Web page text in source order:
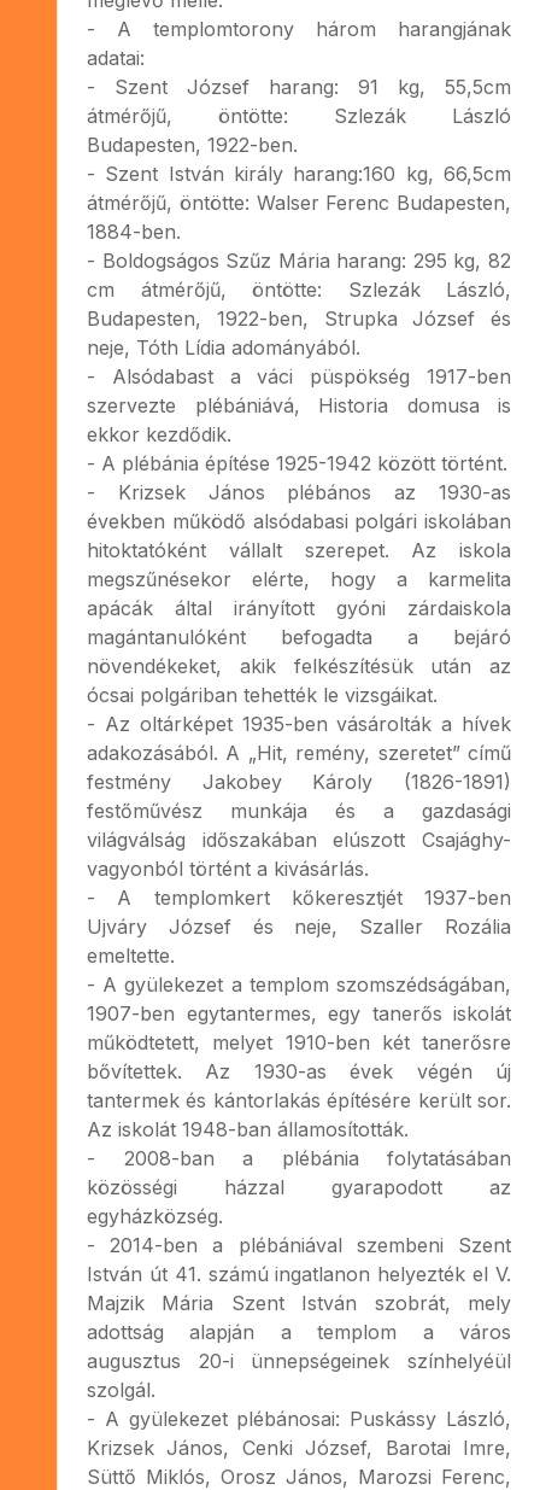
- A templomtorony három harangjának
adatai:
- Szent József harang: 91 kg, 55,5cm
átmérőjű, öntötte: Szlezák László
Budapesten, 1922-ben.
- Szent István király harang:160 kg, 66,5cm
átmérőjű, öntötte: Walser Ferenc Budapesten,
1884-ben.
- Boldogságos Szűz Mária harang: 295 kg, 82
cm átmérőjű, öntötte: Szlezák László,
Budapesten, 1922-ben, Strupka József és
neje, Tóth Lídia adományából.
- Alsódabast a váci püspökség 1917-ben
szervezte plébániává, Historia domusa is
ekkor kezdődik.
- A plébánia építése 1925-1942 között történt.
- Krizsek János plébános az 1930-as
években működő alsódabasi polgári iskolában
hitoktatóként vállalt szerepet. Az iskola
megszűnésekor elérte, hogy a karmelita
apácák által irányított gyóni zárdaiskola
magántanulóként befogadta a bejáró
növendékeket, akik felkészítésük után az
ócsai polgáriban tehették le vizsgáikat.
- Az oltárképet 1935-ben vásárolták a hívek
adakozásából. A „Hit, remény, szeretet” című
festmény Jakobey Károly (1826-1891)
festőművész munkája és a gazdasági
világválság időszakában elúszott Csajághy-
vagyonból történt a kivásárlás.
- A templomkert kőkeresztjét 1937-ben
Ujváry József és neje, Szaller Rozália
emeltette.
- A gyülekezet a templom szomszédságában,
1907-ben egytantermes, egy tanerős iskolát
működtetett, melyet 1910-ben két tanerősre
bővítettek. Az 1930-as évek végén új
tantermek és kántorlakás építésére került sor.
Az iskolát 1948-ban államosították.
- 2008-ban a plébánia folytatásában
közösségi házzal gyarapodott az
egyházközség.
- 2014-ben a plébániával szembeni Szent
István út 41. számú ingatlanon helyezték el V.
Majzik Mária Szent István szobrát, mely
adottság alapján a templom a város
augusztus 20-i ünnepségeinek színhelyéül
szolgál.
- A gyülekezet plébánosai: Puskássy László,
Krizsek János, Cenki József, Barotai Imre,
Süttő Miklós, Orosz János, Marozsi Ferenc,